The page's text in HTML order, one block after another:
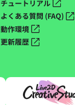
チュートリアル
よくある質問 (FAQ)
動作環境
更新履歴